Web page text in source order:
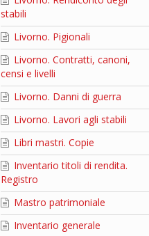
stabili
Livorno. Pigionali
Livorno. Contratti, canoni,
censi e livelli
Livorno. Danni di guerra
Livorno. Lavori agli stabili
Libri mastri. Copie
Inventario titoli di rendita.
Registro
Mastro patrimoniale
Inventario generale